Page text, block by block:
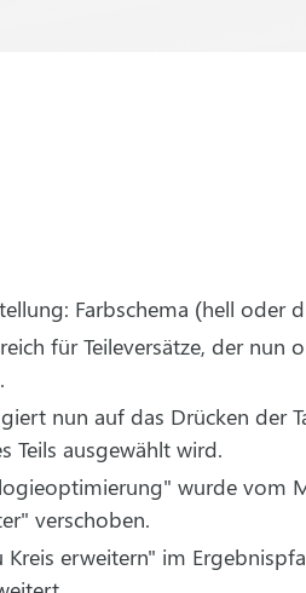
Farbschema (hell oder
für Teileversätze, der nun
nun auf das Drücken der
Teils ausgewählt wird.
wurde vom
verschoben.
Kreis erweitern" im